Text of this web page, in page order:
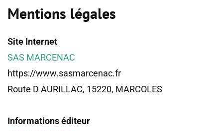
Mentions légales
Site Internet
SAS MARCENAC
https://www.sasmarcenac.fr
Route D AURILLAC, 15220, MARCOLES
Informations éditeur